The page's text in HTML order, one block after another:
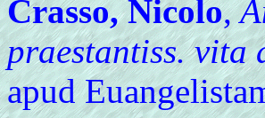
Crasso, Nicolo,
praestantiss. vita
apud